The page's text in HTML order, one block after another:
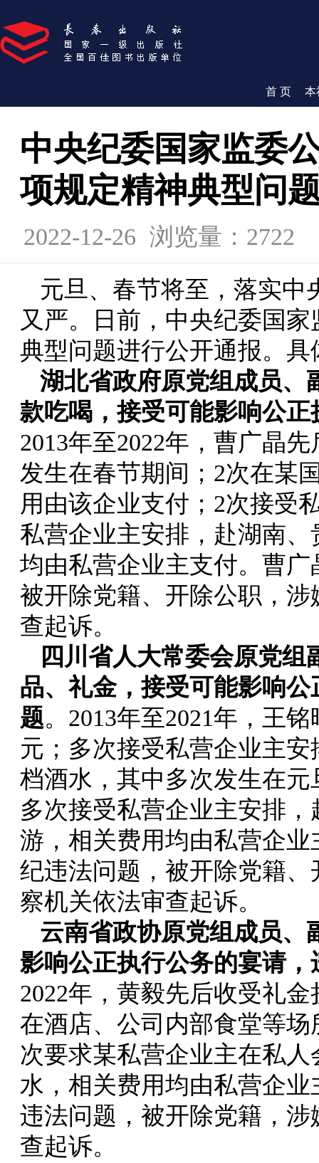
首 页 本
中央纪委国家监委
项规定精神典型问
2022-12-26 浏览量：2722
元旦、春节将至，落实中
又严。日前，中央纪委国
典型问题进行公开通报。具
湖北省政府原党组成员、
款吃喝，接受可能影响公
2013年至2022年，曹广晶
发生在春节期间；2次在某
用由该企业支付；2次接受
私营企业主安排，赴湖南
均由私营企业主支付。曹
被开除党籍、开除公职，
查起诉。
四川省人大常委会原党
品、礼金，接受可能影响
题。2013年至2021年，王
元；多次接受私营企业主
档酒水，其中多次发生在
多次接受私营企业主安排
游，相关费用均由私营企
纪违法问题，被开除党籍
察机关依法审查起诉。
云南省政协原党组成员、
影响公正执行公务的宴请
2022年，黄毅先后收受礼
在酒店、公司内部食堂等
次要求某私营企业主在私
水，相关费用均由私营企
违法问题，被开除党籍，
查起诉。